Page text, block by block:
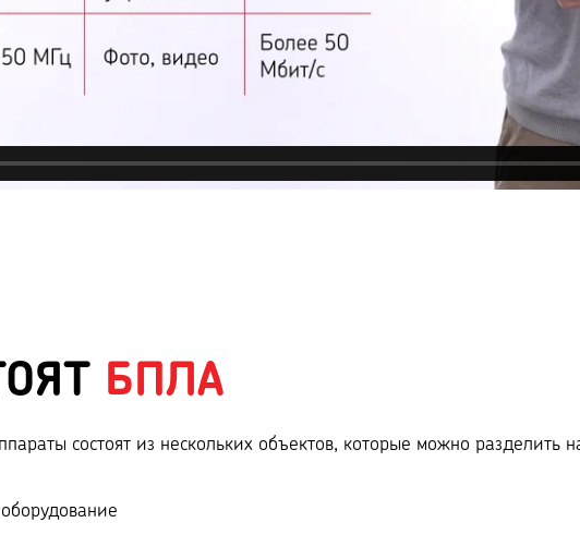
БПЛА
состоят из нескольких объектов, которые можно разделить